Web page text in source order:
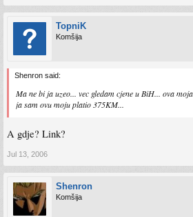
TopniK
Komšija
Shenron said:
Ma ne bi ja uzeo... vec gledam cjene u BiH... ova
ja sam ovu moju platio 375KM...
A gdje? Link?
Jul 13, 2006
Shenron
Komšija